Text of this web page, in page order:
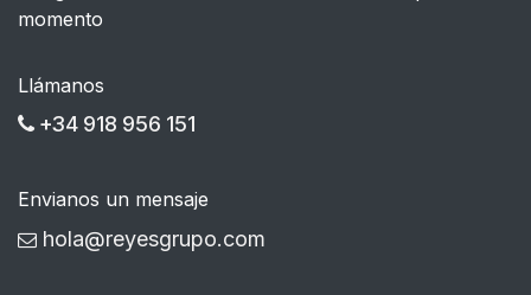
momento
Llámanos
+34 918 956 151
Envianos un mensaje
hola@reyesgrupo.com